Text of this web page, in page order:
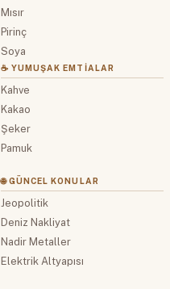
Mısır
Pirinç
Soya
☕ YUMUŞAK EMTIALAR
Kahve
Kakao
Şeker
Pamuk
🌐 GÜNCEL KONULAR
Jeopolitik
Deniz Nakliyat
Nadir Metaller
Elektrik Altyapısı